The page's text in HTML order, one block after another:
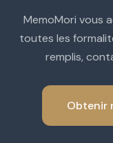
MemoMori vous
toutes les
remplis,
Obtenir